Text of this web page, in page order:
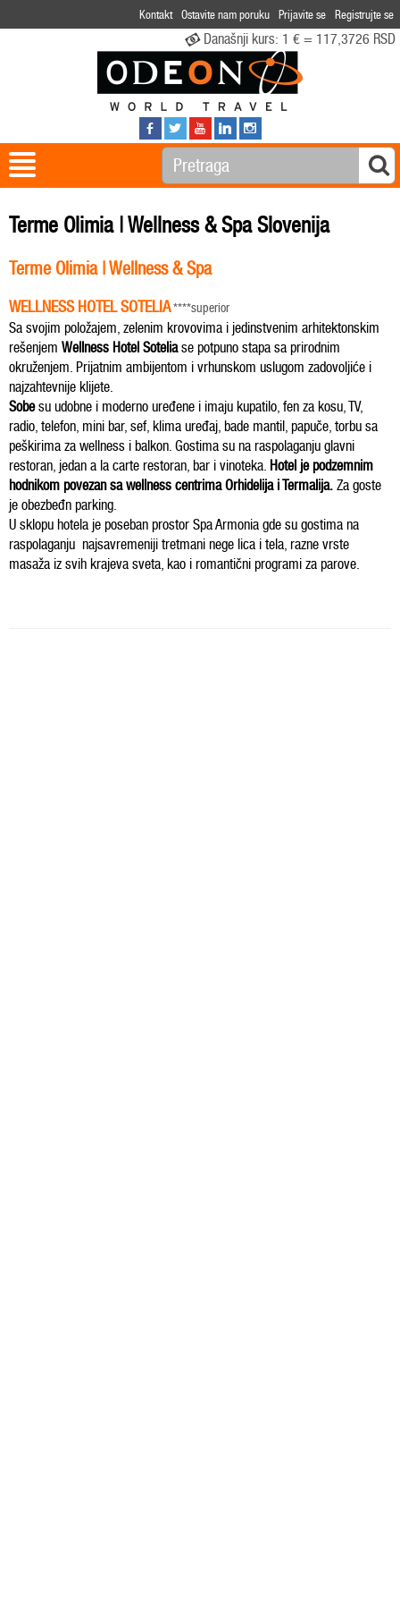
Kontakt Ostavite nam poruku Prijavite se Registrujte se
Današnji kurs: 1 € = 117,3726 RSD
Terme Olimia | Wellness & Spa Slovenija
Terme Olimia | Wellness & Spa
WELLNESS HOTEL SOTELIA****superior
Sa svojim položajem, zelenim krovovima i jedinstvenim arhitektonskim
rešenjem Wellness Hotel Soteliase potpuno stapa sa prirodnim
okruženjem. Prijatnim ambijentom i vrhunskom uslugom zadovoljiće i
najzahtevnije klijete.
Sobesu udobne i moderno uređene i imaju kupatilo, fen za kosu, TV,
radio, telefon, mini bar, sef, klima uređaj, bade mantil, papuče, torbu sa
peškirima za wellness i balkon. Gostima su na raspolaganju glavni
restoran, jedan a la carte restoran, bar i vinoteka. Hotel je podzemnim
hodnikom povezan sa wellness centrima Orhidelija i Termalija. Za goste
je obezbeđn parking.
U sklopu hotela je poseban prostor Spa Armonia gde su gostima na
raspolaganju najsavremeniji tretmani nege lica i tela, razne vrste
masaža iz svih krajeva sveta, kao i romantični programi za parove.